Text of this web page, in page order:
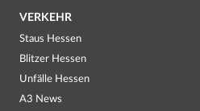
VERKEHR
Staus Hessen
Blitzer Hessen
Unfälle Hessen
A3 News